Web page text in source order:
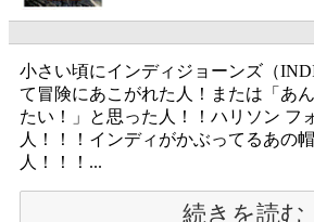
小さい頃にインディジョーンズ（
て冒険にあこがれた人！または「あ
たい！」と思った人！！ハリソン フ
人！！！インディがかぶってるあの
人！！！...
続きを読む